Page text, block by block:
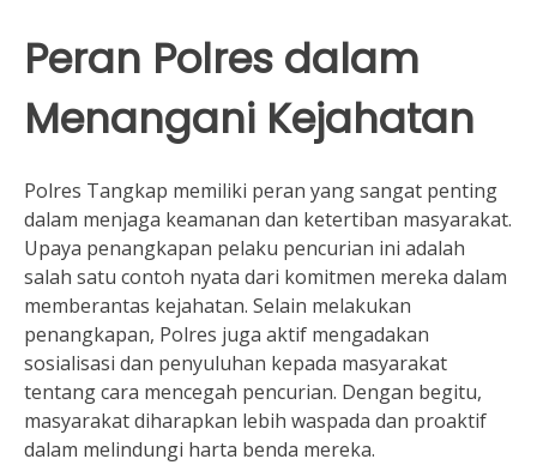
Peran Polres dalam
Menangani Kejahatan
Polres Tangkap memiliki peran yang sangat penting
dalam menjaga keamanan dan ketertiban masyarakat.
Upaya penangkapan pelaku pencurian ini adalah
salah satu contoh nyata dari komitmen mereka dalam
memberantas kejahatan. Selain melakukan
penangkapan, Polres juga aktif mengadakan
sosialisasi dan penyuluhan kepada masyarakat
tentang cara mencegah pencurian. Dengan begitu,
masyarakat diharapkan lebih waspada dan proaktif
dalam melindungi harta benda mereka.